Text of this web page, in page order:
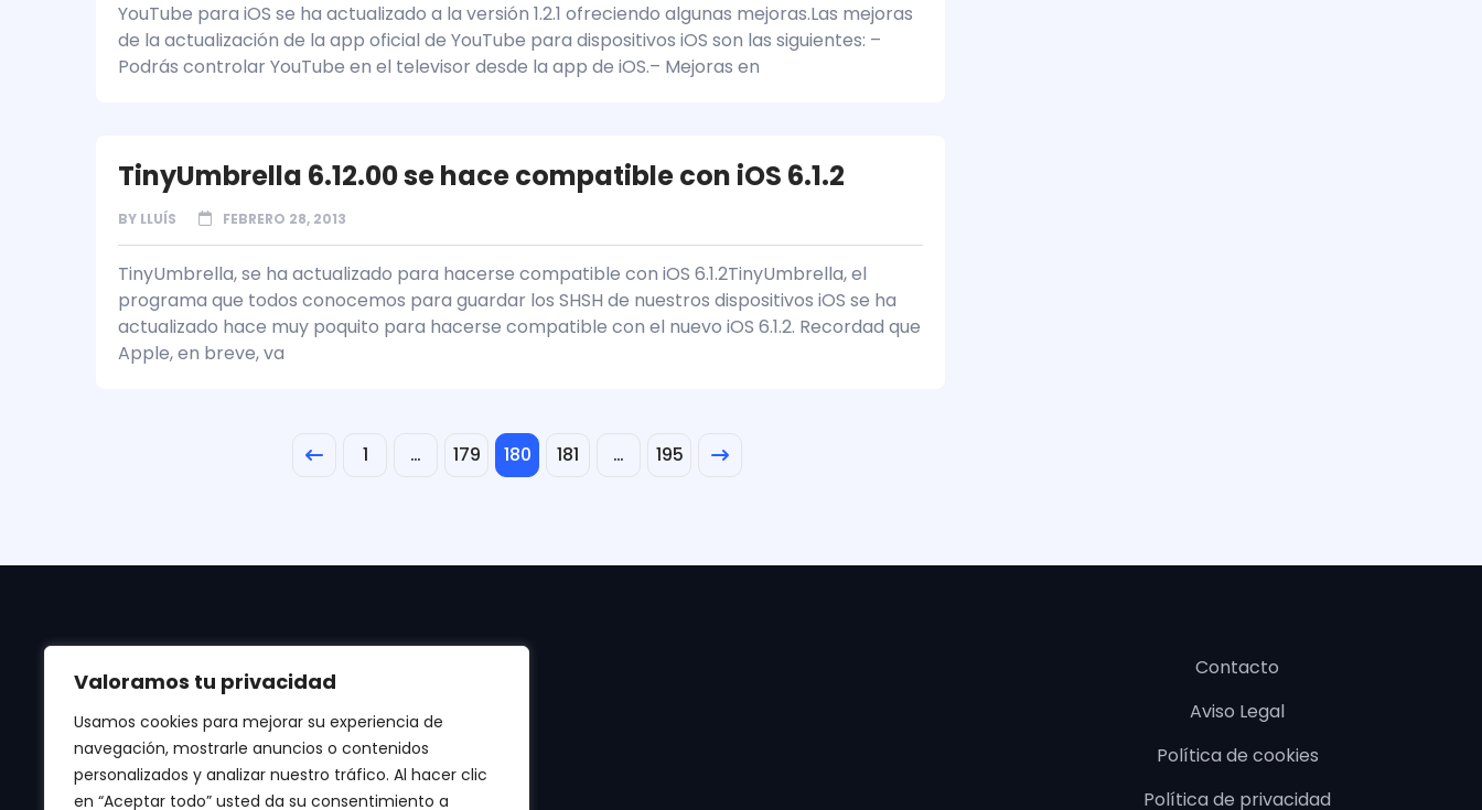
Valoramos tu privacidad
Usamos cookies para mejorar su experiencia de
navegación, mostrarle anuncios o contenidos
personalizados y analizar nuestro tráfico. Al hacer clic
en “Aceptar todo” usted da su consentimiento a
YouTube para iOS se ha actualizado a la versión 1.2.1 ofreciendo algunas mejoras.Las mejoras
de la actualización de la app oficial de YouTube para dispositivos iOS son las siguientes: –
Podrás controlar YouTube en el televisor desde la app de iOS.– Mejoras en
TinyUmbrella 6.12.00 se hace compatible con iOS 6.1.2
BY LLUÍS FEBRERO 28, 2013
TinyUmbrella, se ha actualizado para hacerse compatible con iOS 6.1.2TinyUmbrella, el
programa que todos conocemos para guardar los SHSH de nuestros dispositivos iOS se ha
actualizado hace muy poquito para hacerse compatible con el nuevo iOS 6.1.2. Recordad que
Apple, en breve, va
1 … 179 180 181 … 195
Manténte al día de las últimas noticias de
Contacto
Aviso Legal
Política de cookies
Política de privacidad